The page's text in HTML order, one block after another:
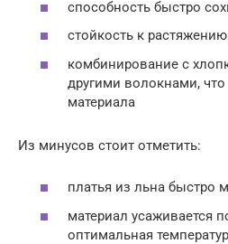
способность быстро
стойкость к
комбинирование с
другими волокнами,
материала
Из минусов стоит отметить:
платья из льна быстро
материал усаживается
оптимальная